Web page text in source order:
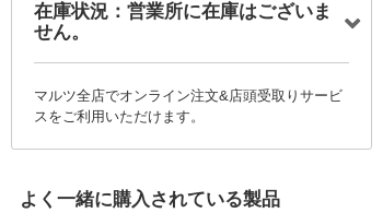
在庫状況：営業所に在庫はございま
せん。
マルツ全店でオンライン注文&店頭受取りサービ
スをご利用いただけます。
よく一緒に購入されている製品